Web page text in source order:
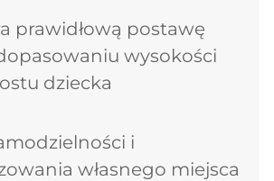
prawidłową postawę
wysokości
dziecka
i
własnego miejsca